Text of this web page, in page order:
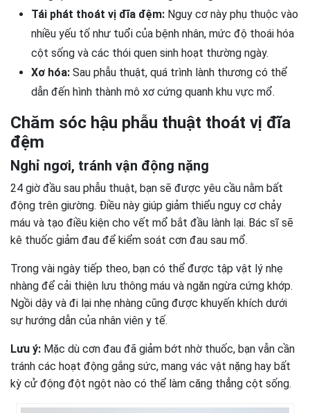
Tái phát thoát vị đĩa đệm: Nguy cơ này phụ thuộc vào
nhiều yếu tố như tuổi của bệnh nhân, mức độ thoái hóa
cột sống và các thói quen sinh hoạt thường ngày.
Xơ hóa: Sau phẫu thuật, quá trình lành thương có thể
dẫn đến hình thành mô xơ cứng quanh khu vực mổ.
Chăm sóc hậu phẫu thuật thoát vị đĩa
đệm
Nghỉ ngơi, tránh vận động nặng
24 giờ đầu sau phẫu thuật, bạn sẽ được yêu cầu nằm bất
động trên giường. Điều này giúp giảm thiểu nguy cơ chảy
máu và tạo điều kiện cho vết mổ bắt đầu lành lại. Bác sĩ sẽ
kê thuốc giảm đau để kiểm soát cơn đau sau mổ.
Trong vài ngày tiếp theo, bạn có thể được tập vật lý nhẹ
nhàng để cải thiện lưu thông máu và ngăn ngừa cứng khớp.
Ngồi dậy và đi lại nhẹ nhàng cũng được khuyến khích dưới
sự hướng dẫn của nhân viên y tế.
Lưu ý: Mặc dù cơn đau đã giảm bớt nhờ thuốc, bạn vẫn cần
tránh các hoạt động gắng sức, mang vác vật nặng hay bất
kỳ cử động đột ngột nào có thể làm căng thẳng cột sống.